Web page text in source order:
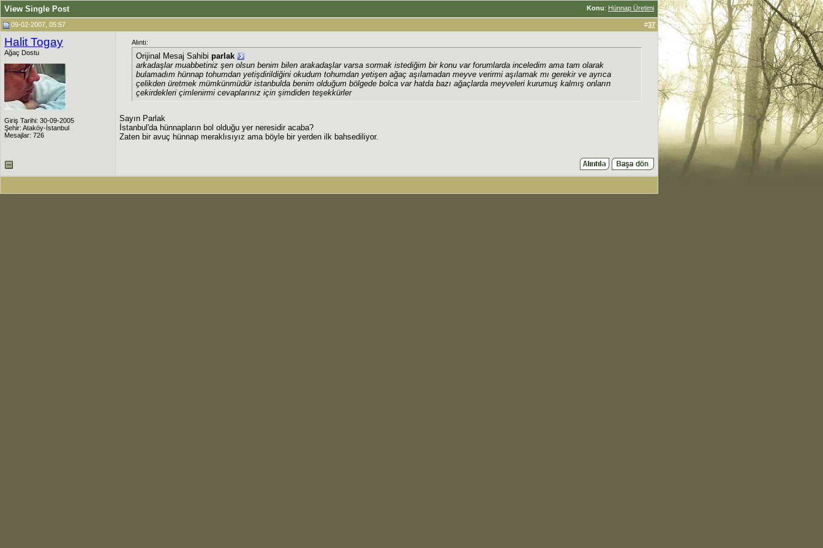
Konu: Hünnap Üretimi
View Single Post
09-02-2007, 05:57 #37
Halit Togay
Ağaç Dostu
Giriş Tarihi: 30-09-2005
Şehir: Ataköy-İstanbul
Mesajlar: 726
Alıntı:
Orijinal Mesaj Sahibiparlak
arkadaşlar muabbetiniz şen olsun benim bilen arakadaşlar varsa sormak istediğim bir konu var forumlarda inceledim ama tam olarak
bulamadım hünnap tohumdan yetişdirildiğini okudum tohumdan yetişen ağaç aşılamadan meyve verirmi aşılamak mı gerekir ve ayrıca
çelikden üretmek mümkünmüdür istanbulda benim olduğum bölgede bolca var hatda bazı ağaçlarda meyveleri kurumuş kalmış onların
çekirdekleri çimlenirmi cevaplarınız için şimdiden teşekkürler
Sayın Parlak
İstanbul'da hünnapların bol olduğu yer neresidir acaba?
Zaten bir avuç hünnap meraklısıyız ama böyle bir yerden ilk bahsediliyor.